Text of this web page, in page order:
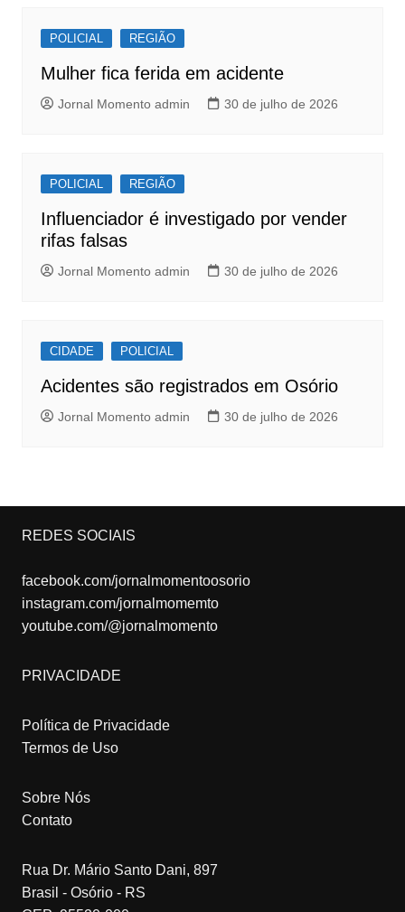
o
o
k
p
p
POLICIAL REGIÃO
Mulher fica ferida em acidente
Jornal Momento admin 30 de julho de 2026
POLICIAL REGIÃO
Influenciador é investigado por vender
rifas falsas
Jornal Momento admin 30 de julho de 2026
CIDADE POLICIAL
Acidentes são registrados em Osório
Jornal Momento admin 30 de julho de 2026
REDES SOCIAIS
facebook.com/jornalmomentoosorio
instagram.com/jornalmomemto
youtube.com/@jornalmomento
PRIVACIDADE
Política de Privacidade
Termos de Uso
Sobre Nós
Contato
Rua Dr. Mário Santo Dani, 897
Brasil - Osório - RS